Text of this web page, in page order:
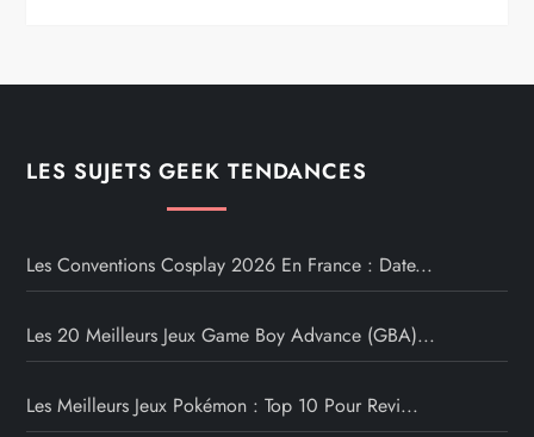
LES SUJETS GEEK TENDANCES
Les Conventions Cosplay 2026 En France : Date...
Les 20 Meilleurs Jeux Game Boy Advance (GBA)...
Les Meilleurs Jeux Pokémon : Top 10 Pour Revi...